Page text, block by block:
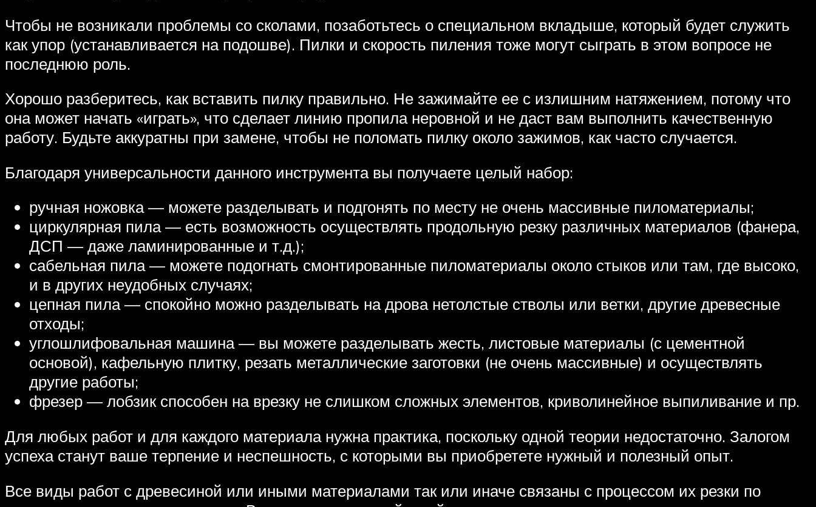
Чтобы не возникали проблемы со сколами, позаботьтесь о специальном вкладыше, который будет служить
как упор (устанавливается на подошве). Пилки и скорость пиления тоже могут сыграть в этом вопросе не
последнюю роль.
Хорошо разберитесь, как вставить пилку правильно. Не зажимайте ее с излишним натяжением, потому что
она может начать «играть», что сделает линию пропила неровной и не даст вам выполнить качественную
работу. Будьте аккуратны при замене, чтобы не поломать пилку около зажимов, как часто случается.
Благодаря универсальности данного инструмента вы получаете целый набор:
ручная ножовка — можете разделывать и подгонять по месту не очень массивные пиломатериалы;
циркулярная пила — есть возможность осуществлять продольную резку различных материалов (фанера,
ДСП — даже ламинированные и т.д.);
сабельная пила — можете подогнать смонтированные пиломатериалы около стыков или там, где высоко,
и в других неудобных случаях;
цепная пила — спокойно можно разделывать на дрова нетолстые стволы или ветки, другие древесные
отходы;
углошлифовальная машина — вы можете разделывать жесть, листовые материалы (с цементной
основой), кафельную плитку, резать металлические заготовки (не очень массивные) и осуществлять
другие работы;
фрезер — лобзик способен на врезку не слишком сложных элементов, криволинейное выпиливание и пр.
Для любых работ и для каждого материала нужна практика, поскольку одной теории недостаточно. Залогом
успеха станут ваше терпение и неспешность, с которыми вы приобретете нужный и полезный опыт.
Все виды работ с древесиной или иными материалами так или иначе связаны с процессом их резки по